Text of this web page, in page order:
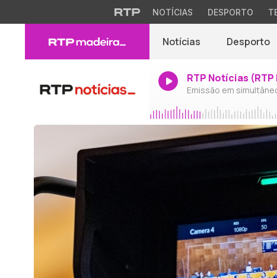
NOTÍCIAS DESPORTO
Notícias Desporto
RTP Notícias
Emissão em